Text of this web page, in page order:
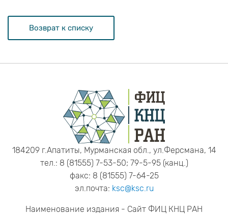
Возврат к списку
184209 г.Апатиты, Мурманская обл., ул.Ферсмана, 14
тел.: 8 (81555) 7-53-50; 79-5-95 (канц.)
факс: 8 (81555) 7-64-25
эл.почта: ksc@ksc.ru
Наименование издания - Сайт ФИЦ КНЦ РАН